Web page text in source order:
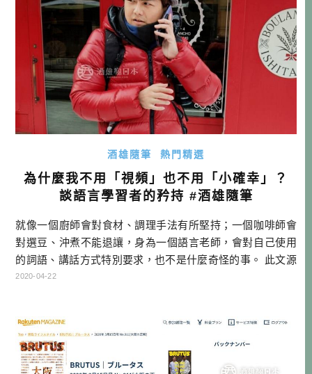
酒雄隨筆 熱門精選
為什麼我不用「視頻」也不用「小確幸」？
談語言學習者的矜持 #酒雄隨筆
就像一個廚師會對食材、調理手法有所堅持；一個咖啡師會
對選豆、沖煮不能退讓，身為一個語言老師，會對自己使用
的詞語、講話方式特別要求，也不是什麼奇怪的事。 此文源
起 昨天在網路上看到了「為什麼不該在台灣用「視頻」一
用。」 裡面作者主要針對已存在的詞語，不應該用流行的新
解釋，來覆蓋過去已經被使用的詞意。 […]…
2020-04-22